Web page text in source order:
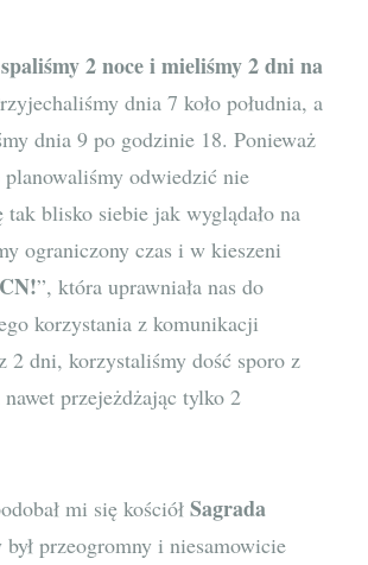
spaliśmy 2 noce i mieliśmy 2 dni na
dnia 7 koło południa, a
dnia 9 po godzinie 18. Ponieważ
odwiedzić nie
tak blisko siebie jak wyglądało na
ograniczony czas i w kieszeni
”, która uprawniała nas do
korzystania z komunikacji
2 dni, korzystaliśmy dość sporo z
przejeżdżając tylko 2
mi się kościół Sagrada
przeogromny i niesamowicie